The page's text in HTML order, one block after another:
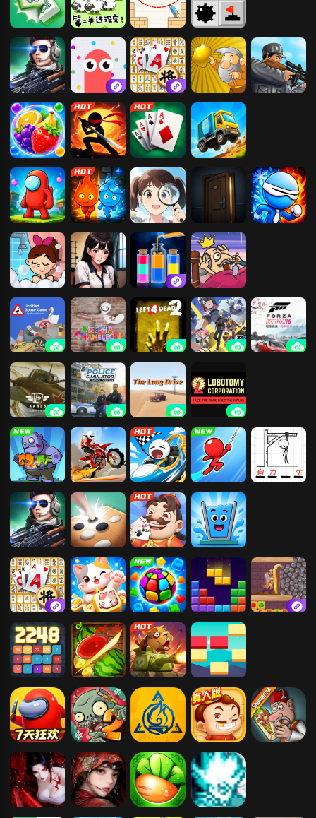
麻将挪挪碰 咩了个咩
火柴人画线逃
亡
扫雷大挑战
枪神精英 贪吃蛇大作战 挪了个对 黄金矿工
水果泡泡龙
火柴人功夫对
战
纸牌接龙 疯狂赛车
红蓝岛香肠人
森林冰火人-神
器之战
找茬 恐怖公寓
小姐姐爱洗澡 噩梦世界 倒水好离谱 我要当国王H5
捣蛋鹅 超级变色龙
求生之路2
（在线免号）
KARDS：二战
卡牌
警察模拟器巡
警
长途旅行 脑叶公司
合成植物打僵
尸
登山越野摩托 火柴人大冒险 光速荡绳
枪神精英 五林 易起斗地主 心动水杯
挪了个对 猫咪萌宠消除 消消乐 罗斯方块拼图
2248 切水果3D版 僵尸派对 暴走消砖块
太空杀
植物大战僵尸
2高清版
火炬之光：无
限
天天斗地主
（真人版）